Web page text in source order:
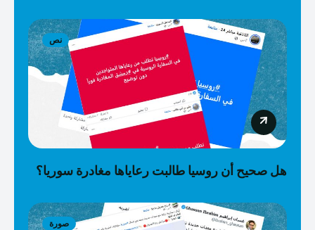
نص
هل صحيح أن روسيا طالبت رعاياها مغادرة سوريا؟
صورة